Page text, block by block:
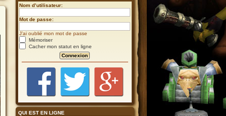
Nom d’utilisateur:
Mot de passe:
J’ai oublié mon mot de passe
Mémoriser
Cacher mon statut en ligne
QUI EST EN LIGNE